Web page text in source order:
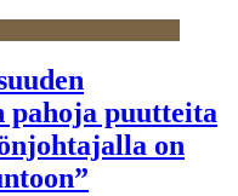
pahoja puutteita
on